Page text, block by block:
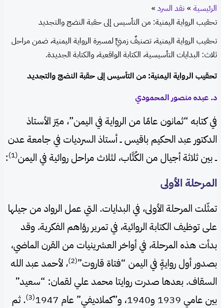
الرئيسية
نقد السرد
تحقيب الرواية اليمنية: من التأسيس إلى حقبة النضج والتجديد
تحقيب الرواية اليمنية، تصنيفٌ زمنيٌّ لمسيرة الرواية اليمنية، ضمن مراحل
ثلاث: البدايات التأسيسية، الكتابة الواقعية، والكتابة الجديدة.
تحقيب الرواية اليمنية: من التأسيس إلى حقبة النضج والتجديد
د. عبده منصور المحمودي
في كتابه “ثمانون عامًا من الرواية في اليمن”، ميّز الأستاذ
الدكتور عبد الحكيم باقيس ــ أستاذ السرديات في جامعة عدن
ــ بين ثلاثة أجيال من الكُتَّاب، لثلاث مراحل روائية في اليمن(1)
:
المرحلة الأولى
تمثّلت المرحلة الأولى، في البدايات. التي عمل الرواد من جيلها
على توظيف الكتابة الروائية، في تمرير رؤاهم الفكرية. وقد
بدأت هذه المرحلة، في أواخر العشرينيات من القرن الماضي،
بصدور أول روايةٍ في اليمن “فتاة قاروت”(2)
، لأحمد عبد الله
السقاف. بعدها صدرت روايتا محمد علي لقمان: “سعيد”
بين عامي 1939 و1940، و”كملاديفي” عام 1947
(3)
. ثم